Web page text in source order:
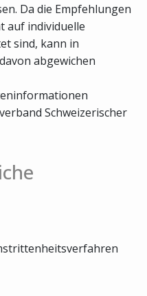
Da die Empfehlungen
auf individuelle
sind, kann in
abgewichen
Schweizerischer